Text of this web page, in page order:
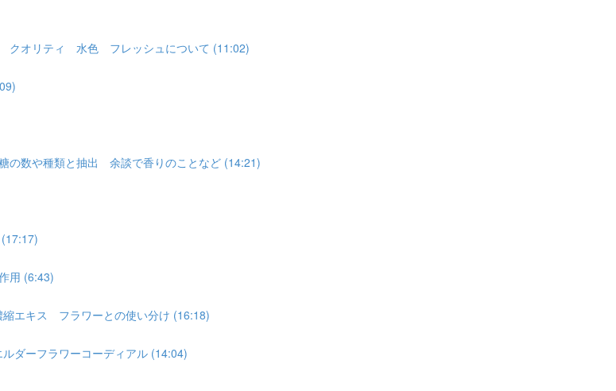
クオリティ 水色 フレッシュについて (11:02)
の数や種類と抽出 余談で香りのことなど (14:21)
用 (6:43)
エキス フラワーとの使い分け (16:18)
ダーフラワーコーディアル (14:04)